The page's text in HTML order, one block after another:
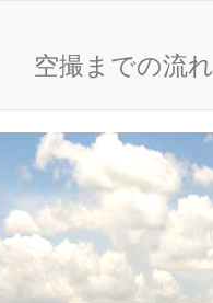
空撮までの流れ